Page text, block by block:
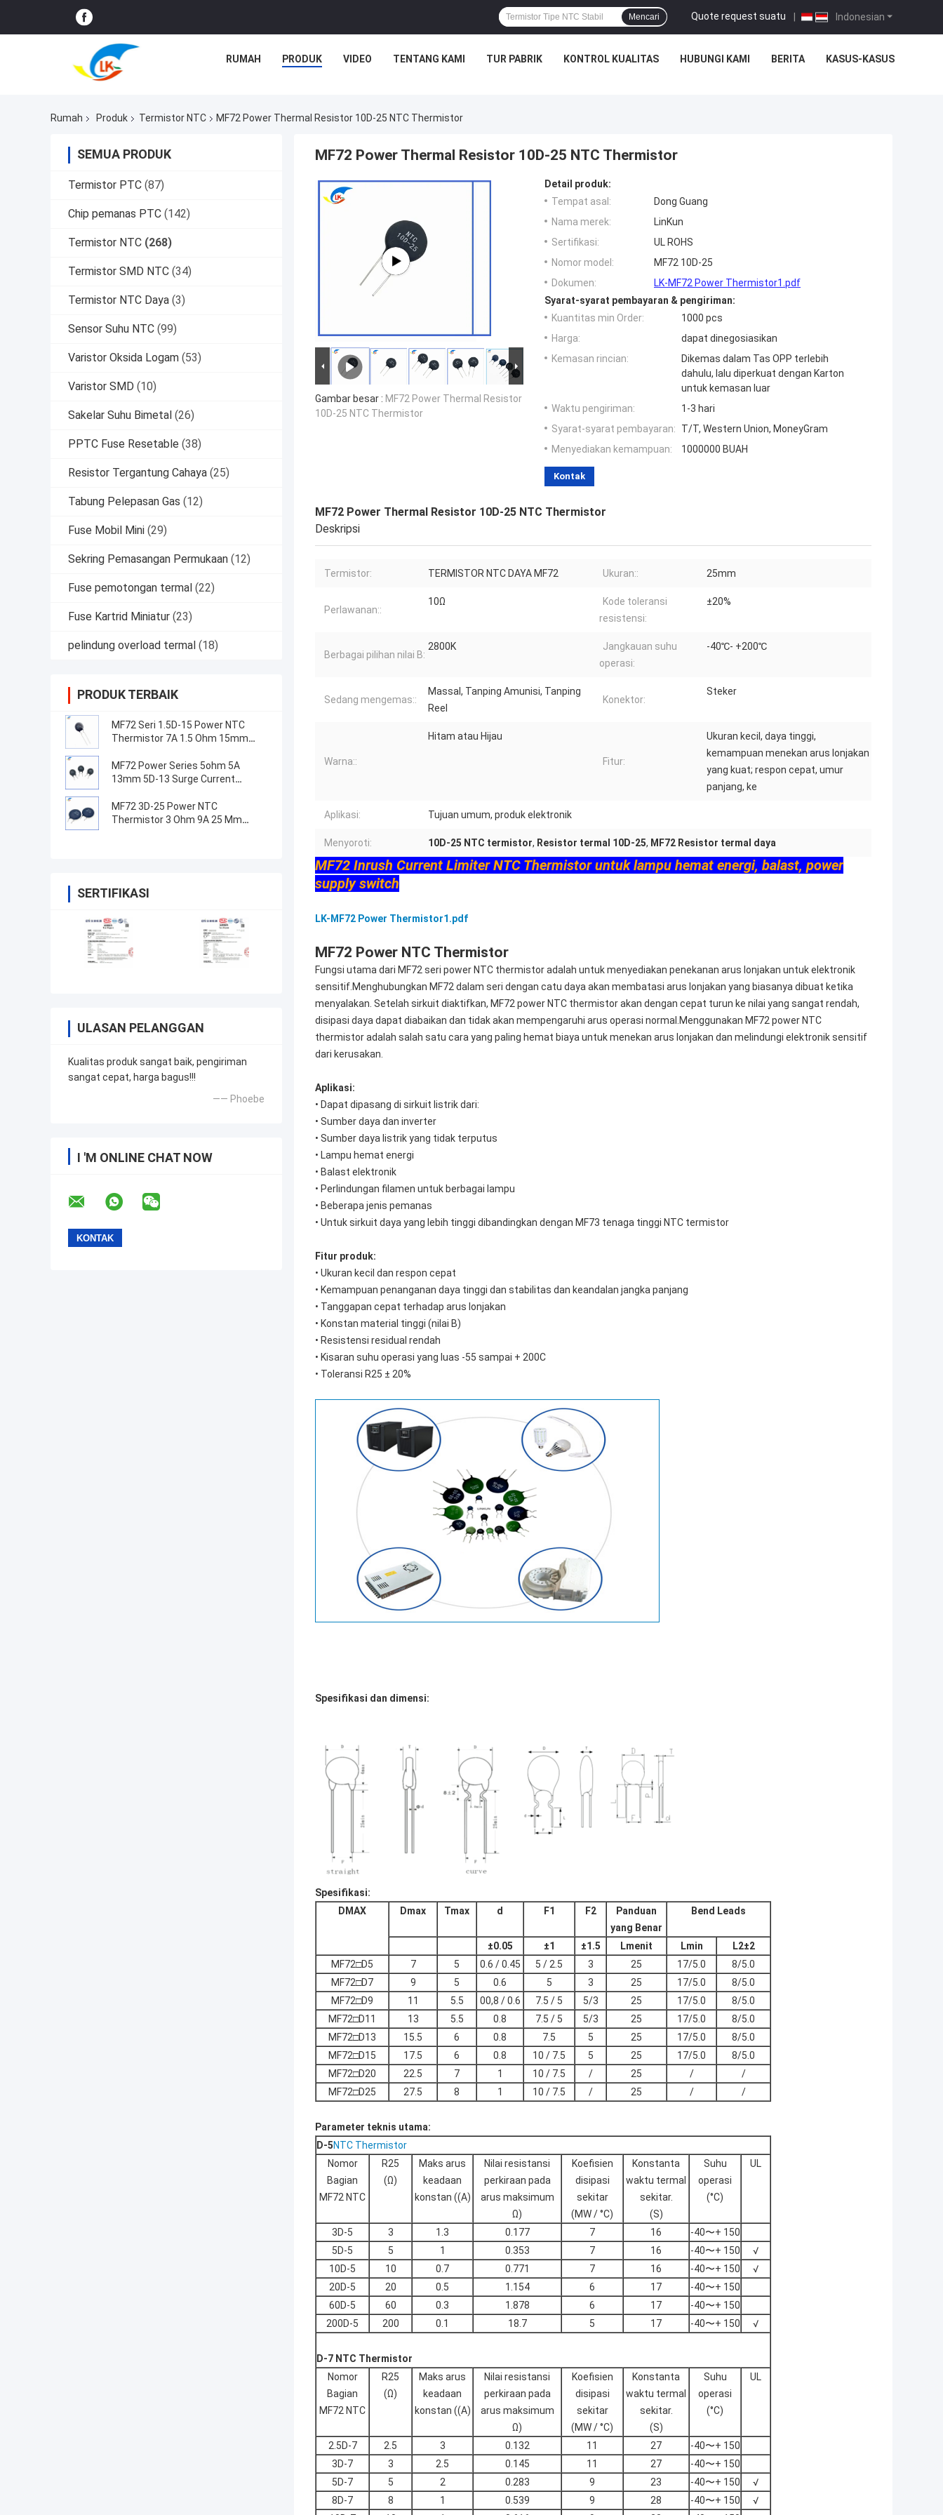
Indonesian
Quote request suatu |
Mencari
RUMAH PRODUK VIDEO TENTANG KAMI TUR PABRIK KONTROL KUALITAS HUBUNGI KAMI BERITA KASUS-KASUS
Rumah Produk Termistor NTC MF72 Power Thermal Resistor 10D-25 NTC Thermistor
SEMUA PRODUK
Termistor PTC (87)
Chip pemanas PTC (142)
Termistor NTC (268)
Termistor SMD NTC (34)
Termistor NTC Daya (3)
Sensor Suhu NTC (99)
Varistor Oksida Logam (53)
Varistor SMD (10)
Sakelar Suhu Bimetal (26)
PPTC Fuse Resetable (38)
Resistor Tergantung Cahaya (25)
Tabung Pelepasan Gas (12)
Fuse Mobil Mini (29)
Sekring Pemasangan Permukaan (12)
Fuse pemotongan termal (22)
Fuse Kartrid Miniatur (23)
pelindung overload termal (18)
PRODUK TERBAIK
MF72 Seri 1.5D-15 Power NTC
Thermistor 7A 1.5 Ohm 15mm
MF72 Power Series 5ohm 5A
13mm 5D-13 Surge Current
Untuk Peralatan Pasokan Listrik
MF72 3D-25 Power NTC
Thermistor 3 Ohm 9A 25 Mm
SERTIFIKASI
ULASAN PELANGGAN
Kualitas produk sangat baik, pengiriman
sangat cepat, harga bagus!!!
—— Phoebe
I 'M ONLINE CHAT NOW
MF72 Power Thermal Resistor 10D-25 NTC Thermistor
Gambar besar : MF72 Power Thermal Resistor
10D-25 NTC Thermistor
Detail produk:
Tempat asal:
Dong Guang
Nama merek:
LinKun
Sertifikasi:
UL ROHS
Nomor model:
MF72 10D-25
Dokumen:
LK-MF72 Power Thermistor1.pdf
Syarat-syarat pembayaran & pengiriman:
Kuantitas min Order:
1000 pcs
Harga:
dapat dinegosiasikan
Kemasan rincian:
Dikemas dalam Tas OPP terlebih
dahulu, lalu diperkuat dengan Karton
untuk kemasan luar
Waktu pengiriman:
1-3 hari
Syarat-syarat pembayaran:
T/T, Western Union, MoneyGram
Menyediakan kemampuan:
1000000 BUAH
Kontak
MF72 Power Thermal Resistor 10D-25 NTC Thermistor
Deskripsi
Termistor: TERMISTOR NTC DAYA MF72 Ukuran:: 25mm
Perlawanan::
10Ω
Kode toleransi
resistensi:
±20%
Berbagai pilihan nilai B:
2800K
Jangkauan suhu
operasi:
-40℃- +200℃
Sedang mengemas::
Massal, Tanping Amunisi, Tanping
Reel
Konektor:
Steker
Warna::
Hitam atau Hijau
Fitur:
Ukuran kecil, daya tinggi,
kemampuan menekan arus lonjakan
yang kuat; respon cepat, umur
panjang, ke
Aplikasi: Tujuan umum, produk elektronik
Menyoroti: 10D-25 NTC termistor, Resistor termal 10D-25, MF72 Resistor termal daya
MF72 Inrush Current Limiter NTC Thermistor untuk lampu hemat energi, balast, power
supply switch
LK-MF72 Power Thermistor1.pdf
MF72 Power NTC Thermistor
Fungsi utama dari MF72 seri power NTC thermistor adalah untuk menyediakan penekanan arus lonjakan untuk elektronik
sensitif.Menghubungkan MF72 dalam seri dengan catu daya akan membatasi arus lonjakan yang biasanya dibuat ketika
menyalakan. Setelah sirkuit diaktifkan, MF72 power NTC thermistor akan dengan cepat turun ke nilai yang sangat rendah,
disipasi daya dapat diabaikan dan tidak akan mempengaruhi arus operasi normal.Menggunakan MF72 power NTC
thermistor adalah salah satu cara yang paling hemat biaya untuk menekan arus lonjakan dan melindungi elektronik sensitif
dari kerusakan.
Aplikasi:
• Dapat dipasang di sirkuit listrik dari:
• Sumber daya dan inverter
• Sumber daya listrik yang tidak terputus
• Lampu hemat energi
• Balast elektronik
• Perlindungan filamen untuk berbagai lampu
• Beberapa jenis pemanas
• Untuk sirkuit daya yang lebih tinggi dibandingkan dengan MF73 tenaga tinggi NTC termistor
Fitur produk:
• Ukuran kecil dan respon cepat
• Kemampuan penanganan daya tinggi dan stabilitas dan keandalan jangka panjang
• Tanggapan cepat terhadap arus lonjakan
• Konstan material tinggi (nilai B)
• Resistensi residual rendah
• Kisaran suhu operasi yang luas -55 sampai + 200C
• Toleransi R25 ± 20%
Spesifikasi dan dimensi:
Spesifikasi:
DMAX
Dmax Tmax d F1 F2
Panduan
yang Benar
Bend Leads
±0.05 ±1 ±1.5 Lmenit Lmin
L2±2
MF72□D5
7 5 0.6 / 0.45 5 / 2.5 3 25 17/5.0
8/5.0
MF72□D7
9 5 0.6 5 3 25 17/5.0
8/5.0
MF72□D9
11 5.5 00,8 / 0.6 7.5 / 5 5/3 25 17/5.0
8/5.0
MF72□D11
13 5.5 0.8 7.5 / 5 5/3 25 17/5.0
8/5.0
MF72□D13
15.5 6 0.8 7.5 5 25 17/5.0
8/5.0
MF72□D15
17.5 6 0.8 10 / 7.5 5 25 17/5.0
8/5.0
MF72□D20
22.5 7 1 10 / 7.5 / 25 /
/
MF72□D25
27.5 8 1 10 / 7.5 / 25 / /
Parameter teknis utama:
D-5NTC Thermistor
Nomor
Bagian
MF72 NTC
R25
(Ω)
Maks arus
keadaan
konstan ((A)
Nilai resistansi
perkiraan pada
arus maksimum
Ω)
Koefisien
disipasi
sekitar
(MW / °C)
Konstanta
waktu termal
sekitar.
(S)
Suhu
operasi
(°C)
UL
3D-5 3 1.3 0.177 7 16
-40〜+ 150
5D-5
5 1 0.353 7 16 -40〜+ 150
√
10D-5
10 0.7 0.771 7 16 -40〜+ 150
√
20D-5
20 0.5 1.154 6 17
-40〜+ 150
60D-5
60 0.3 1.878 6 17
-40〜+ 150
200D-5
200 0.1 18.7 5 17 -40〜+ 150 √
D-7 NTC Thermistor
Nomor
Bagian
MF72 NTC
R25
(Ω)
Maks arus
keadaan
konstan ((A)
Nilai resistansi
perkiraan pada
arus maksimum
Ω)
Koefisien
disipasi
sekitar
(MW / °C)
Konstanta
waktu termal
sekitar.
(S)
Suhu
operasi
(°C)
UL
2.5D-7 2.5 3 0.132 11 27
-40〜+ 150
3D-7
3 2.5 0.145 11 27
-40〜+ 150
5D-7
5 2 0.283 9 23 -40〜+ 150
√
8D-7
8 1 0.539 9 28 -40〜+ 150
√